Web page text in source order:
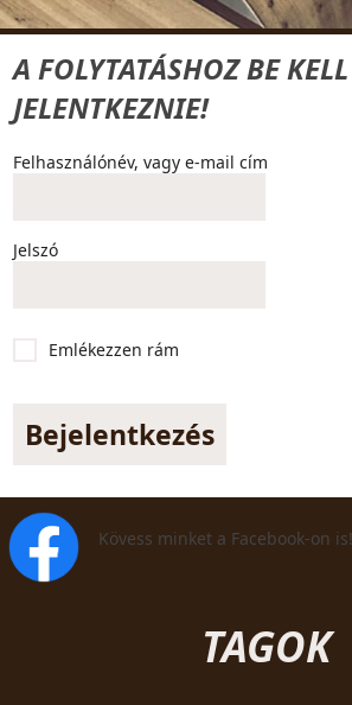
A FOLYTATÁSHOZ BE KELL
JELENTKEZNIE!
Felhasználónév, vagy e-mail cím
Jelszó
Emlékezzen rám
Kövess minket a Facebook-on is!
TAGOK